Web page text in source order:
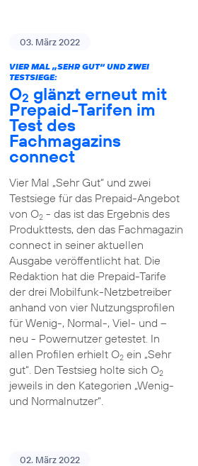
03. März 2022
VIER MAL „SEHR GUT“ UND ZWEI
TESTSIEGE:
O2 glänzt erneut mit
Prepaid-Tarifen im
Test des
Fachmagazins
connect
Vier Mal „Sehr Gut“ und zwei
Testsiege für das Prepaid-Angebot
von O2- das ist das Ergebnis des
Produkttests, den das Fachmagazin
connect in seiner aktuellen
Ausgabe veröffentlicht hat. Die
Redaktion hat die Prepaid-Tarife
der drei Mobilfunk-Netzbetreiber
anhand von vier Nutzungsprofilen
für Wenig-, Normal-, Viel- und –
neu - Powernutzer getestet. In
allen Profilen erhielt O2ein „Sehr
gut“. Den Testsieg holte sich O2
jeweils in den Kategorien „Wenig-
und Normalnutzer“.
02. März 2022